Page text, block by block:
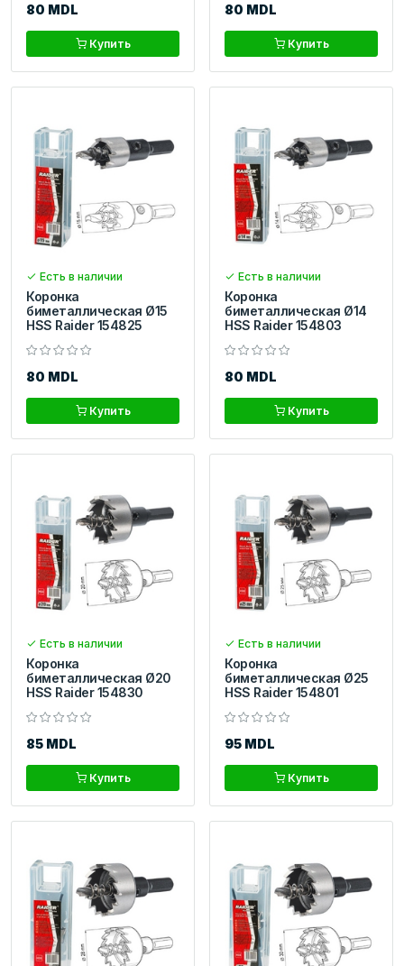
80 MDL
Купить
80 MDL
Купить
Есть в наличии
Коронка
биметаллическая Ø15
HSS Raider 154825
80 MDL
Купить
Есть в наличии
Коронка
биметаллическая Ø14
HSS Raider 154803
80 MDL
Купить
Есть в наличии
Коронка
биметаллическая Ø20
HSS Raider 154830
85 MDL
Купить
Есть в наличии
Коронка
биметаллическая Ø25
HSS Raider 154801
95 MDL
Купить